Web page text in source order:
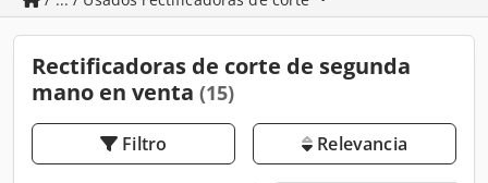
Rectificadoras de corte de segunda
mano en venta (15)
Filtro Relevancia